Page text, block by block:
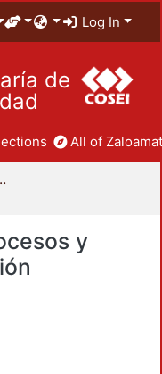
Log In
de
All of
para el Diseño
y